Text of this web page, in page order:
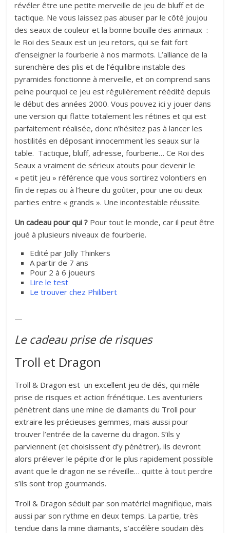
révéler être une petite merveille de jeu de bluff et de
tactique. Ne vous laissez pas abuser par le côté joujou
des seaux de couleur et la bonne bouille des animaux :
le Roi des Seaux est un jeu retors, qui se fait fort
d’enseigner la fourberie à nos marmots. L’alliance de la
surenchère des plis et de l’équilibre instable des
pyramides fonctionne à merveille, et on comprend sans
peine pourquoi ce jeu est régulièrement réédité depuis
le début des années 2000. Vous pouvez ici y jouer dans
une version qui flatte totalement les rétines et qui est
parfaitement réalisée, donc n’hésitez pas à lancer les
hostilités en déposant innocemment les seaux sur la
table. Tactique, bluff, adresse, fourberie… Ce Roi des
Seaux a vraiment de sérieux atouts pour devenir le
« petit jeu » référence que vous sortirez volontiers en
fin de repas ou à l’heure du goûter, pour une ou deux
parties entre « grands ». Une incontestable réussite.
Un cadeau pour qui ? Pour tout le monde, car il peut être
joué à plusieurs niveaux de fourberie.
Edité par Jolly Thinkers
A partir de 7 ans
Pour 2 à 6 joueurs
Lire le test
Le trouver chez Philibert
—
Le cadeau prise de risques
Troll et Dragon
Troll & Dragon est un excellent jeu de dés, qui mêle
prise de risques et action frénétique. Les aventuriers
pénètrent dans une mine de diamants du Troll pour
extraire les précieuses gemmes, mais aussi pour
trouver l’entrée de la caverne du dragon. S’ils y
parviennent (et choisissent d’y pénétrer), ils devront
alors prélever le pépite d’or le plus rapidement possible
avant que le dragon ne se réveille… quitte à tout perdre
s’ils sont trop gourmands.
Troll & Dragon séduit par son matériel magnifique, mais
aussi par son rythme en deux temps. La partie, très
tendue dans la mine diamants, s’accélère soudain dès